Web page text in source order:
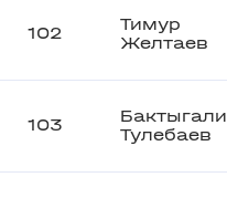
102
Тимур
Желтаев
103
Бактыгали
Тулебаев